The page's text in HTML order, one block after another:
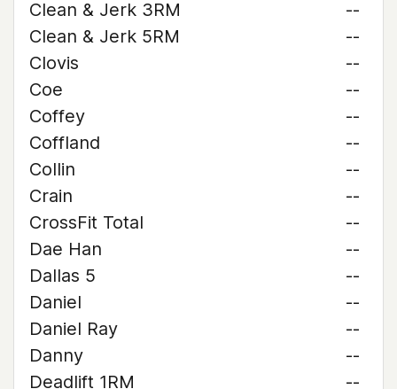
Clean & Jerk 3RM
--
Clean & Jerk 5RM
--
Clovis
--
Coe
--
Coffey
--
Coffland
--
Collin
--
Crain
--
CrossFit Total
--
Dae Han
--
Dallas 5
--
Daniel
--
Daniel Ray
--
Danny
--
Deadlift 1RM
--